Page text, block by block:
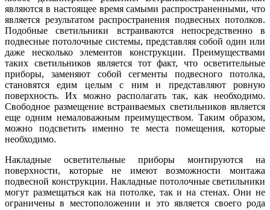
являются в настоящее время самыми распространенными, что
является результатом распространения подвесных потолков.
Подобные светильники встраиваются непосредственно в
подвесные потолочные системы, представляя собой один или
даже несколько элементов конструкции. Преимуществами
таких светильников является тот факт, что осветительные
приборы, заменяют собой сегменты подвесного потолка,
становятся едим целым с ним и представляют ровную
поверхность. Их можно располагать так, как необходимо.
Свободное размещение встраиваемых светильников является
еще одним немаловажным преимуществом. Таким образом,
можно подсветить именно те места помещения, которые
необходимо.
Накладные осветительные приборы монтируются на
поверхности, которые не имеют возможности монтажа
подвесной конструкции. Накладные потолочные светильники
могут размещаться как на потолке, так и на стенах. Они не
ограничены в местоположении и это является своего рода